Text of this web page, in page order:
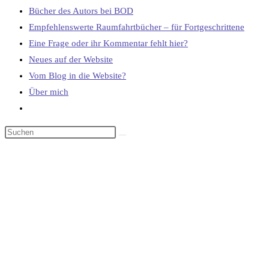
Bücher des Autors bei BOD
Empfehlenswerte Raumfahrtbücher – für Fortgeschrittene
Eine Frage oder ihr Kommentar fehlt hier?
Neues auf der Website
Vom Blog in die Website?
Über mich
umschalten